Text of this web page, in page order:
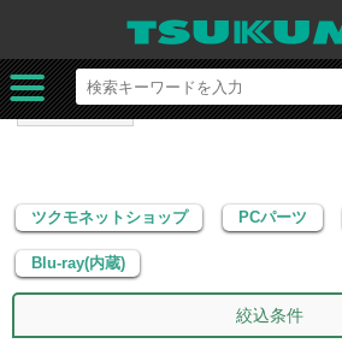
ツクモネットショップ PCパーツ
Blu-ray(内蔵)
ツクモネットショップ PCパーツ
Blu-ray(内蔵)
絞込条件